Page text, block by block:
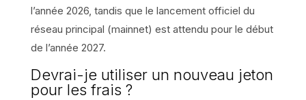
l’année 2026, tandis que le lancement officiel du
réseau principal (mainnet) est attendu pour le début
de l’année 2027.
Devrai-je utiliser un nouveau jeton
pour les frais ?